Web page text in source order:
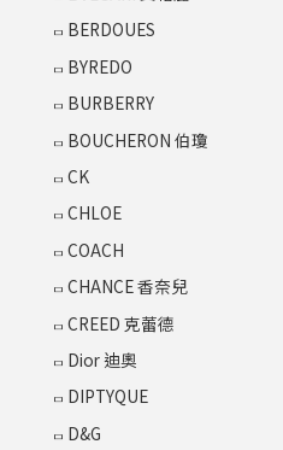
BERDOUES
BYREDO
BURBERRY
BOUCHERON 伯瓊
CK
CHLOE
COACH
CHANCE 香奈兒
CREED 克蕾德
Dior 迪奧
DIPTYQUE
D&G